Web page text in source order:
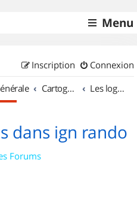
Menu
Connexion
Inscription
Cartographie et GPS Les logiciels
dans ign rando
Forums